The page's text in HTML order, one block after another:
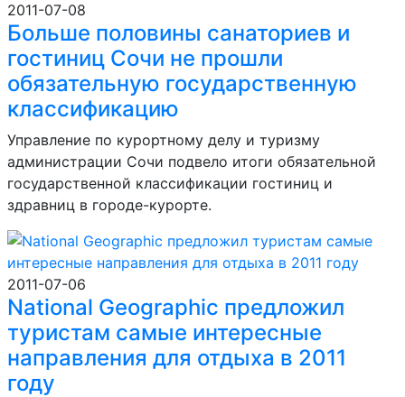
2011-07-08
Больше половины санаториев и
гостиниц Сочи не прошли
обязательную государственную
классификацию
Управление по курортному делу и туризму
администрации Сочи подвело итоги обязательной
государственной классификации гостиниц и
здравниц в городе-курорте.
2011-07-06
National Geographic предложил
туристам самые интересные
направления для отдыха в 2011
году